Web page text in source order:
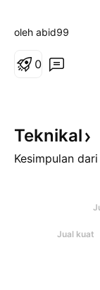
oleh abid99
0
Teknikal
Kesimpulan
Jual kuat